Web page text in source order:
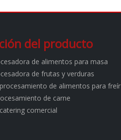
del producto
de alimentos para masa
de frutas y verduras
de alimentos para freír
de carne
comercial